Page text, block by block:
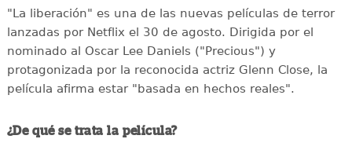
"La liberación" es una de las nuevas películas de terror
lanzadas por Netflix el 30 de agosto. Dirigida por el
nominado al Oscar Lee Daniels ("Precious") y
protagonizada por la reconocida actriz Glenn Close, la
película afirma estar "basada en hechos reales".
¿De qué se trata la película?